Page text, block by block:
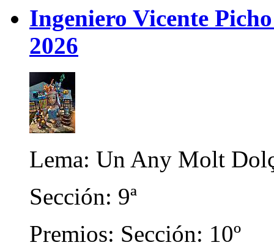
Ingeniero Vicente
2026
Lema: Un Any Molt
Sección: 9ª
Premios: Sección: 10º